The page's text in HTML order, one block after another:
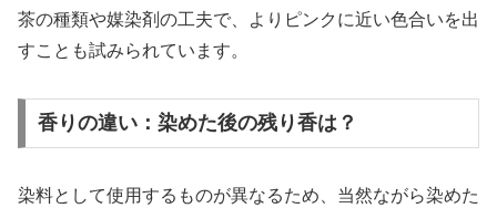
茶の種類や媒染剤の工夫で、よりピンクに近い色合いを出
すことも試みられています。
香りの違い：染めた後の残り香は？
染料として使用するものが異なるため、当然ながら染めた